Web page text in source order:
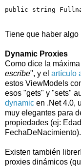
public string
Tiene que haber algo
Dynamic Proxies
Como dice la máxima
escribe", y el artículo
estos ViewModels
esos "gets" y "sets"
dynamic en .Net 4.0,
muy elegantes para
propiedades (ej:
FechaDeNacimiento).
Existen también
proxies dinámicos